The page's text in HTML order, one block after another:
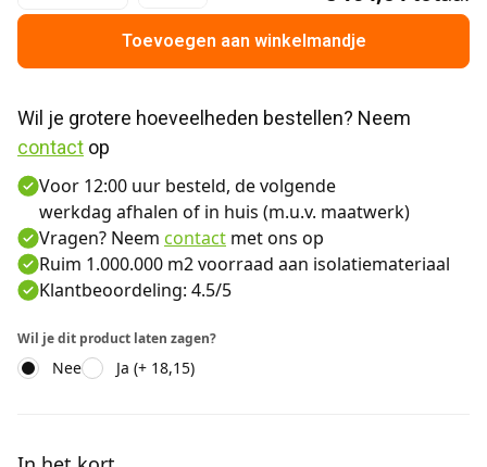
Toevoegen aan winkelmandje
contact op
Voor 12:00 uur besteld, de volgende
werkdag afhalen of in huis (m.u.v. maatwerk)
Vragen? Neem contact met ons op
Ruim 1.000.000 m2 voorraad aan isolatiemateriaal
Klantbeoordeling: 4.5/5
Wil je dit product laten zagen?
Nee Ja (+ 18,15)